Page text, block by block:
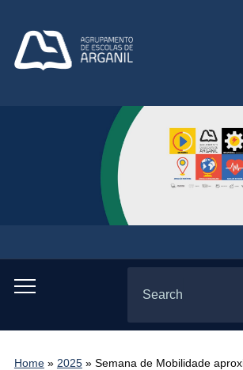
Toggle
menu
for:
Home» 2025» Semana de Mobilidade